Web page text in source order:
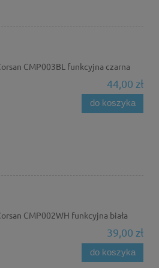
CMP003BL funkcyjna czarna
44,00 zł
do koszyka
CMP002WH funkcyjna biała
39,00 zł
do koszyka